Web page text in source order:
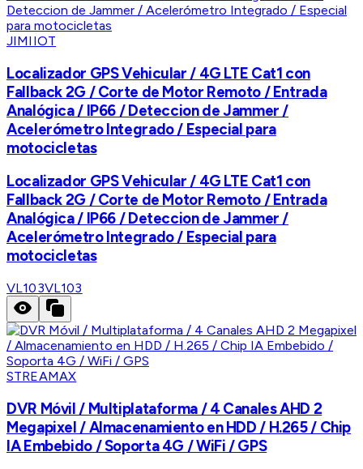
JIMIIOT
Localizador GPS Vehicular / 4G LTE Cat1 con
Fallback 2G / Corte de Motor Remoto / Entrada
Analógica / IP66 / Deteccion de Jammer /
Acelerómetro Integrado / Especial para
motocicletas
Localizador GPS Vehicular / 4G LTE Cat1 con
Fallback 2G / Corte de Motor Remoto / Entrada
Analógica / IP66 / Deteccion de Jammer /
Acelerómetro Integrado / Especial para
motocicletas
VL103VL103
STREAMAX
DVR Móvil / Multiplataforma / 4 Canales AHD 2
Megapixel / Almacenamiento en HDD / H.265 / Chip
IA Embebido / Soporta 4G / WiFi / GPS